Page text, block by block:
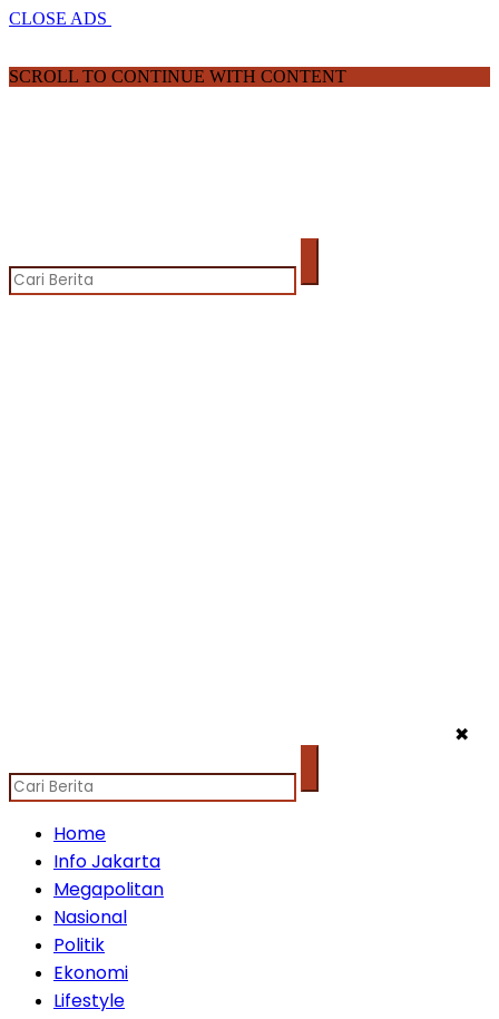
CLOSE ADS
SCROLL TO CONTINUE WITH CONTENT
✖
Home
Info Jakarta
Megapolitan
Nasional
Politik
Ekonomi
Lifestyle